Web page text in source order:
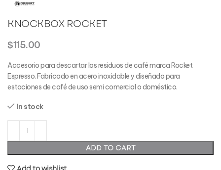
KNOCKBOX ROCKET
$115.00
Accesorio para descartar los residuos de café marca Rocket
Espresso. Fabricado en acero inoxidable y diseñado para
estaciones de café de uso semi comercial o doméstico.
In stock
ADD TO CART